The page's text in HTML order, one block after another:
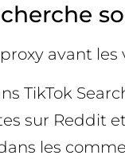
avant
TikTok
sur Reddit
les